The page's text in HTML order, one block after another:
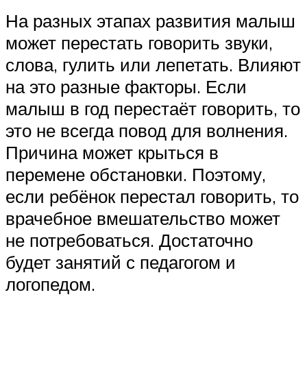
На разных этапах развития малыш
может перестать говорить звуки,
слова, гулить или лепетать. Влияют
на это разные факторы. Если
малыш в год перестаёт говорить, то
это не всегда повод для волнения.
Причина может крыться в
перемене обстановки. Поэтому,
если ребёнок перестал говорить, то
врачебное вмешательство может
не потребоваться. Достаточно
будет занятий с педагогом и
логопедом.